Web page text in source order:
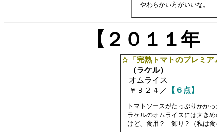
【２０１１
☆「完熟トマトのプレミア
（ラケル）
オムライス
￥９２４／ 【６点】
トマトソースがたっぷりかか
ラケルのオムライスには大きめ